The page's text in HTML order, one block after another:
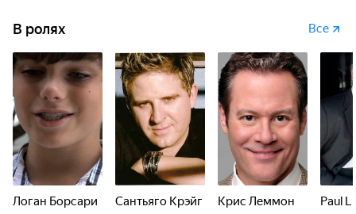
В ролях Все
Логан Борсари Сантьяго Крэйг Крис Леммон Paul